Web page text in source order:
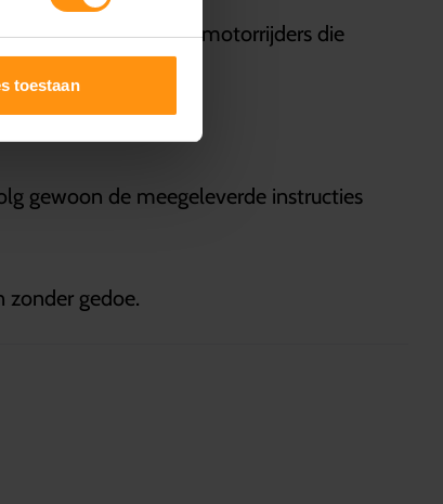
toestaan
ideale keuze is voor motorrijders die
gewoon de meegeleverde instructies
gedoe.